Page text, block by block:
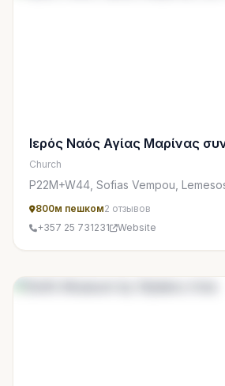
Ιερός Ναός Αγίας Μαρίνας
Church
P22M+W44, Sofias Vempou,
800м пешком2 отзывов
+357 25 731231
Website